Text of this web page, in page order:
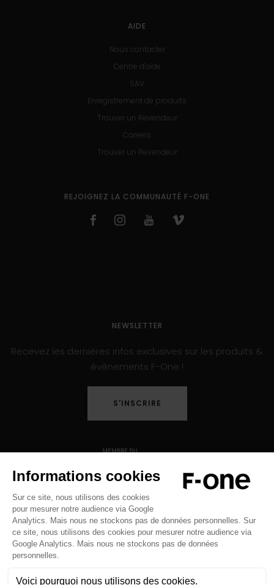
AIDE
Nous contacter
Centre d'aide
SAV
Enregistrement de produits
Trouver un Revendeur
Careers
Trouver un Revendeur
REJOIGNEZ LA COMMUNAUTÉ F-ONE
NEWSLETTER
Recevez les dernières infos exclusives sur les produits &
évènements F-One !
S'INSCRIRE